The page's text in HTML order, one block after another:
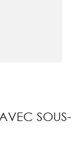
SOUS-